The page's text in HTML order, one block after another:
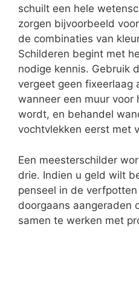
schuilt een hele
zorgen bijvoorbeeld
de combinaties van
Schilderen begint met
nodige kennis. Gebruik
vergeet geen fixeerlaag
wanneer een muur voor
wordt, en behandel
vochtvlekken eerst met
Een meesterschilder
drie. Indien u geld wilt
penseel in de
doorgaans aangeraden
samen te werken met